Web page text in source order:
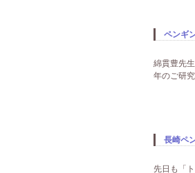
ペンギ
綿貫豊先
年のご研
長崎ペ
先日も「